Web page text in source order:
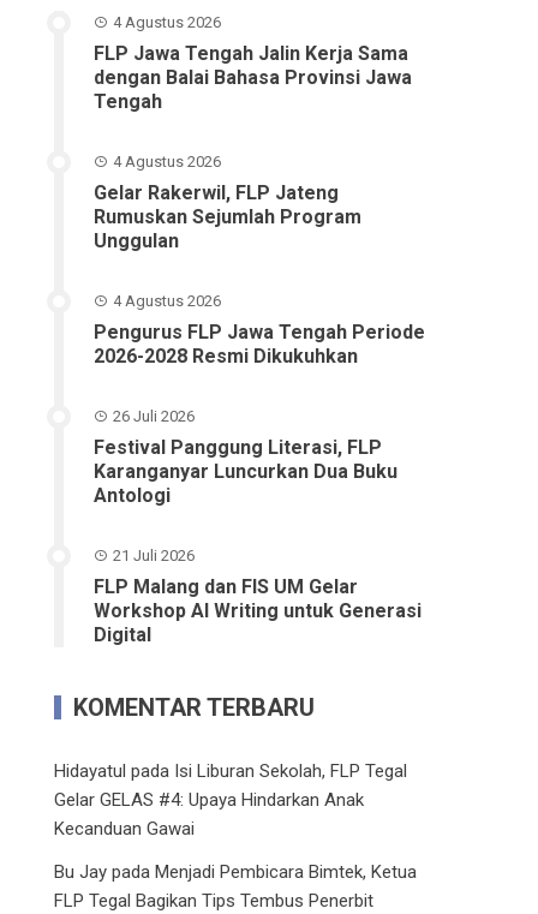
4 Agustus 2026
FLP Jawa Tengah Jalin Kerja Sama
dengan Balai Bahasa Provinsi Jawa
Tengah
4 Agustus 2026
Gelar Rakerwil, FLP Jateng
Rumuskan Sejumlah Program
Unggulan
4 Agustus 2026
Pengurus FLP Jawa Tengah Periode
2026-2028 Resmi Dikukuhkan
26 Juli 2026
Festival Panggung Literasi, FLP
Karanganyar Luncurkan Dua Buku
Antologi
21 Juli 2026
FLP Malang dan FIS UM Gelar
Workshop AI Writing untuk Generasi
Digital
KOMENTAR TERBARU
Hidayatul pada Isi Liburan Sekolah, FLP Tegal
Gelar GELAS #4: Upaya Hindarkan Anak
Kecanduan Gawai
Bu Jay padaMenjadi Pembicara Bimtek, Ketua
FLP Tegal Bagikan Tips Tembus Penerbit